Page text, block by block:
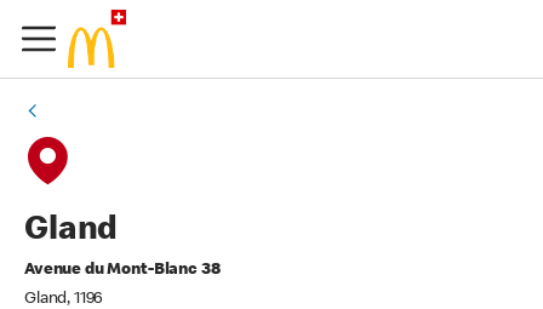
Gland
Avenue du Mont-Blanc 38
Gland, 1196